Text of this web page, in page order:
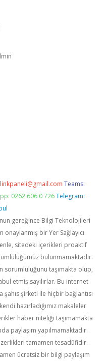
Teams:
0262 606 0 726 Telegram:
gereğince Bilgi Teknolojileri
bir Yer Sağlayıcı
sitedeki içerikleri proaktif
bulunmamaktadır.
sorumluluğunu taşımakta olup,
etmiş sayılırlar. Bu internet
şirketi ile hiçbir bağlantısı
hazırladığımız makaleler
haber niteliği taşımamakta
paylaşım yapılmamaktadır.
tamamen tesadüfidir.
ücretsiz bir bilgi paylaşım